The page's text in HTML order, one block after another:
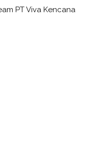
PT Viva Kencana